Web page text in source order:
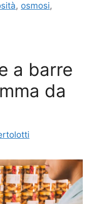
, osmosi,
a barre
da